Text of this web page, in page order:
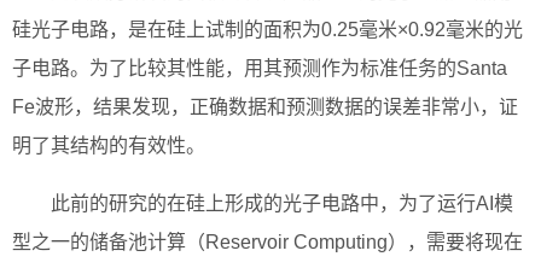
硅光子电路，是在硅上试制的面积为0.25毫米×0.92毫米的光
子电路。为了比较其性能，用其预测作为标准任务的Santa
Fe波形，结果发现，正确数据和预测数据的误差非常小，证
明了其结构的有效性。
此前的研究的在硅上形成的光子电路中，为了运行AI模
型之一的储备池计算（Reservoir Computing），需要将现在